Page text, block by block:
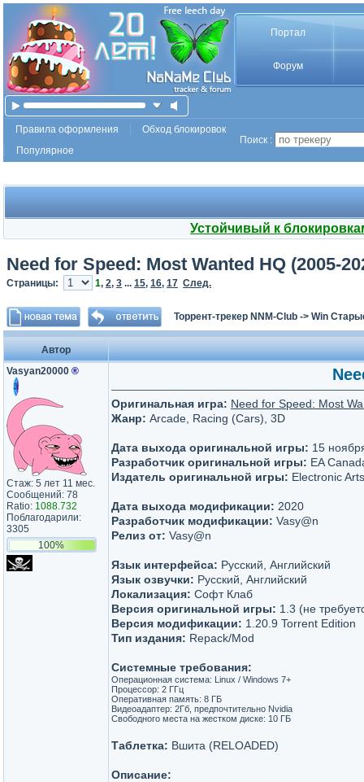
Портал
Форум
Правила оформления
Обход блокировок
Популярное
Поиск :
Устойчивый к
Need for Speed: Most Wanted HQ (2005-
Страницы: 1, 2, 3 ... 15, 16, 17 След.
Торрент-трекер NNM-Club -> Win
Автор
Vasyan20000 ®
Стаж: 5 лет 11 мес.
Сообщений: 78
Ratio: 1088.732
Поблагодарили:
3305
100%
Оригинальная игра: Need for Speed: Most
Жанр: Arcade, Racing (Cars), 3D
Дата выхода оригинальной игры: 15
Разработчик оригинальной игры: EA
Издатель оригинальной игры: Electronic Arts
Дата выхода модификации: 2020
Разработчик модификации: Vasy@n
Релиз от: Vasy@n
Язык интерфейса: Русский, Английский
Язык озвучки: Русский, Английский
Локализация: Софт Клаб
Версия оригинальной игры: 1.3 (не
Версия модификации: 1.20.9 Torrent Edition
Тип издания: Repack/Mod
Системные требования:
Операционная система: Linux / Windows 7+
Процессор: 2 ГГц
Оперативная память: 8 ГБ
Видеоадаптер: 2Гб, предпочтительно Nvidia
Свободного места на жестком диске: 10 ГБ
Таблетка: Вшита (RELOADED)
Описание: